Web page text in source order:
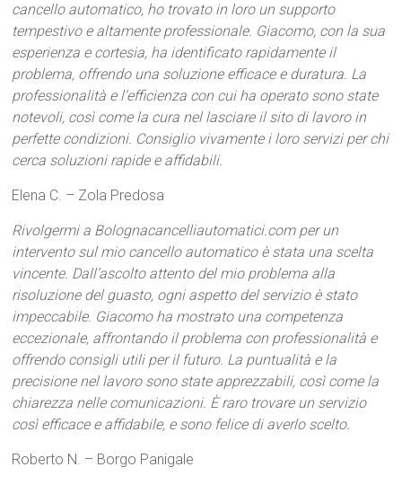
cancello automatico, ho trovato in loro un supporto
tempestivo e altamente professionale. Giacomo, con la sua
esperienza e cortesia, ha identificato rapidamente il
problema, offrendo una soluzione efficace e duratura. La
professionalità e l’efficienza con cui ha operato sono state
notevoli, così come la cura nel lasciare il sito di lavoro in
perfette condizioni. Consiglio vivamente i loro servizi per chi
cerca soluzioni rapide e affidabili.
Elena C. – Zola Predosa
Rivolgermi a Bolognacancelliautomatici.com per un
intervento sul mio cancello automatico è stata una scelta
vincente. Dall’ascolto attento del mio problema alla
risoluzione del guasto, ogni aspetto del servizio è stato
impeccabile. Giacomo ha mostrato una competenza
eccezionale, affrontando il problema con professionalità e
offrendo consigli utili per il futuro. La puntualità e la
precisione nel lavoro sono state apprezzabili, così come la
chiarezza nelle comunicazioni. È raro trovare un servizio
così efficace e affidabile, e sono felice di averlo scelto.
Roberto N. – Borgo Panigale